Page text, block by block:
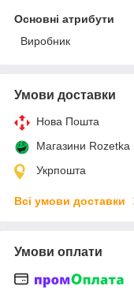
Основні атрибути
Виробник
Умови доставки
Нова Пошта
Магазини Rozetka
Укрпошта
Всі умови доставки
Умови оплати